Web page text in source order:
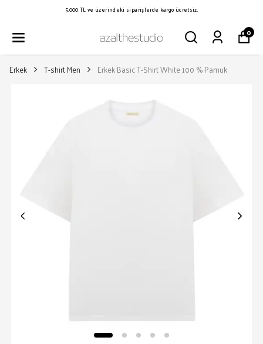
5.000 TL ve üzerindeki siparişlerde kargo ücretsiz.
0
Erkek T-shirt Men Erkek Basic T-Shirt White 100 % Pamuk